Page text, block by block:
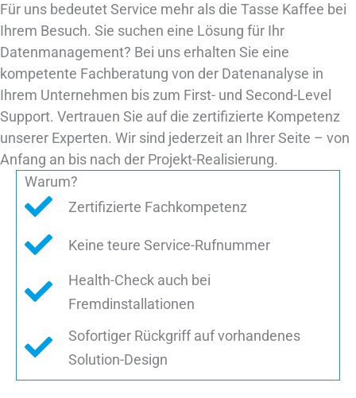
Für uns bedeutet Service mehr als die Tasse Kaffee bei
Ihrem Besuch. Sie suchen eine Lösung für Ihr
Datenmanagement? Bei uns erhalten Sie eine
kompetente Fachberatung von der Datenanalyse in
Ihrem Unternehmen bis zum First- und Second-Level
Support. Vertrauen Sie auf die zertifizierte Kompetenz
unserer Experten. Wir sind jederzeit an Ihrer Seite – von
Anfang an bis nach der Projekt-Realisierung.
Warum?
Zertifizierte Fachkompetenz
Keine teure Service-Rufnummer
Health-Check auch bei
Fremdinstallationen
Sofortiger Rückgriff auf vorhandenes
Solution-Design